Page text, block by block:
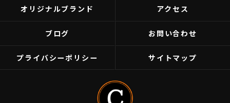
オリジナルブランド アクセス
ブログ お問い合わせ
プライバシーポリシー サイトマップ